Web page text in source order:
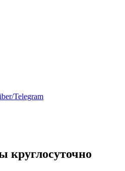
Telegram
круглосуточно